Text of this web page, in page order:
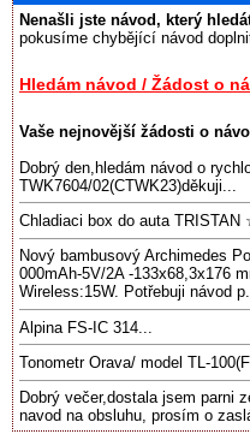
Nenašli jste návod, který
pokusíme chybějící návod
Hledám návod / Žádost o
Vaše nejnovější žádosti o
Dobrý den,hledám návod o
TWK7604/02(CTWK23)děkuji...
Chladiaci box do auta
Nový bambusový Archimedes
000mAh-5V/2A -133x68,3x176
Wireless:15W. Potřebuji návod
Alpina FS-IC 314...
Tonometr Orava/ model TL-
Dobrý večer,dostala jsem parni
navod na obsluhu, prosím o